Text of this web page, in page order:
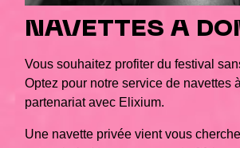
NAVETTES A
Vous souhaitez profiter du festival
Optez pour notre service de navettes
partenariat avec Elixium.
Une navette privée vient vous